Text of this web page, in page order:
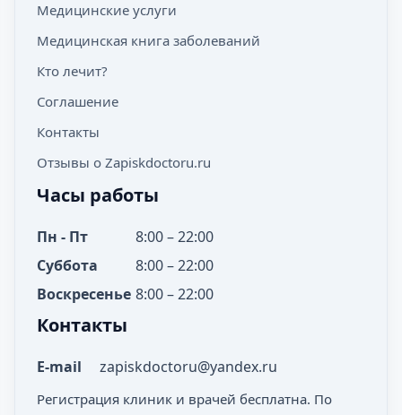
Медицинские услуги
Медицинская книга заболеваний
Кто лечит?
Соглашение
Контакты
Отзывы о Zapiskdoctoru.ru
Часы работы
Пн - Пт
8:00 – 22:00
Суббота
8:00 – 22:00
Воскресенье 8:00 – 22:00
Контакты
E-mail zapiskdoctoru@yandex.ru
Регистрация клиник и врачей бесплатна. По